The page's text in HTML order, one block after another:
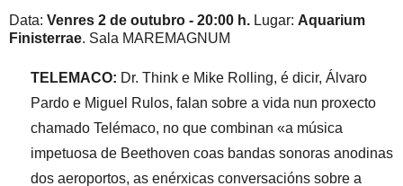
Data: Venres 2 de outubro - 20:00 h. Lugar: Aquarium
Finisterrae. Sala MAREMAGNUM
TELEMACO: Dr. Think e Mike Rolling, é dicir, Álvaro
Pardo e Miguel Rulos, falan sobre a vida nun proxecto
chamado Telémaco, no que combinan «a música
impetuosa de Beethoven coas bandas sonoras anodinas
dos aeroportos, as enérxicas conversacións sobre a